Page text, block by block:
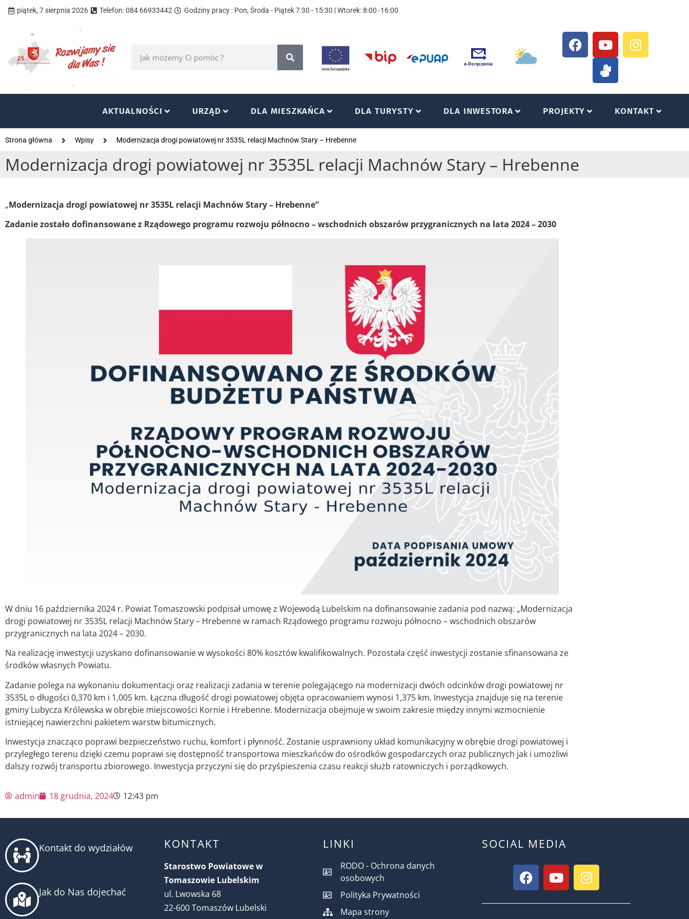
piątek, 7 sierpnia 2026 Telefon: 084 66933442 Godziny pracy : Pon, Środa - Piątek 7:30 - 15:30 | Wtorek: 8:00 -16:00
AKTUALNOŚCI URZĄD DLA MIESZKAŃCA DLA TURYSTY DLA INWESTORA PROJEKTY KONTAKT
Strona główna Wpisy Modernizacja drogi powiatowej nr 3535L relacji Machnów Stary – Hrebenne
Modernizacja drogi powiatowej nr 3535L relacji Machnów Stary – Hrebenne
„Modernizacja drogi powiatowej nr 3535L relacji Machnów Stary – Hrebenne”
Zadanie zostało dofinansowane z Rządowego programu rozwoju północno – wschodnich obszarów przygranicznych na lata 2024 – 2030
W dniu 16 października 2024 r. Powiat Tomaszowski podpisał umowę z Wojewodą Lubelskim na dofinansowanie zadania pod nazwą: „Modernizacja
drogi powiatowej nr 3535L relacji Machnów Stary – Hrebenne w ramach Rządowego programu rozwoju północno – wschodnich obszarów
przygranicznych na lata 2024 – 2030.
Na realizację inwestycji uzyskano dofinansowanie w wysokości 80% kosztów kwalifikowalnych. Pozostała część inwestycji zostanie sfinansowana ze
środków własnych Powiatu.
Zadanie polega na wykonaniu dokumentacji oraz realizacji zadania w terenie polegającego na modernizacji dwóch odcinków drogi powiatowej nr
3535L o długości 0,370 km i 1,005 km. Łączna długość drogi powiatowej objęta opracowaniem wynosi 1,375 km. Inwestycja znajduje się na terenie
gminy Lubycza Królewska w obrębie miejscowości Kornie i Hrebenne. Modernizacja obejmuje w swoim zakresie między innymi wzmocnienie
istniejącej nawierzchni pakietem warstw bitumicznych.
Inwestycja znacząco poprawi bezpieczeństwo ruchu, komfort i płynność. Zostanie usprawniony układ komunikacyjny w obrębie drogi powiatowej i
przyległego terenu dzięki czemu poprawi się dostępność transportowa mieszkańców do ośrodków gospodarczych oraz publicznych jak i umożliwi
dalszy rozwój transportu zbiorowego. Inwestycja przyczyni się do przyśpieszenia czasu reakcji służb ratowniczych i porządkowych.
admin 18 grudnia, 2024 12:43 pm
Kontakt do wydziałów
Jak do Nas dojechać
KONTAKT
Starostwo Powiatowe w
Tomaszowie Lubelskim
ul. Lwowska 68
22-600 Tomaszów Lubelski
LINKI
RODO - Ochrona danych
osobowych
Polityka Prywatności
Mapa strony
SOCIAL MEDIA